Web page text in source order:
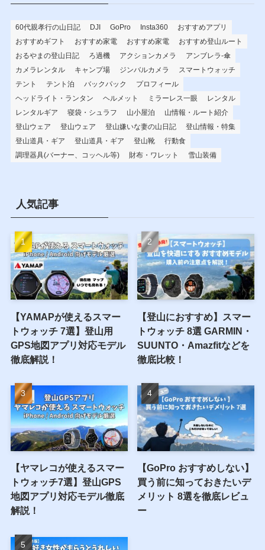
60代親孝行の山日記 DJI GoPro Insta360
おすすめアプリ
おすすめギフト
おすすめ家電 おすすめ家電
おすすめ登山ルート
おるやまの登山日記
ろ過機 アクションカメラ
アンブレラ-傘
カメラレンタル
キャンプ場 ジンバルカメラ
スマートウォッチ
テント
テント泊 バックパック
プロフィール
ヘッドライト・ランタン
ヘルメット ミラーレス一眼
レンタル
レンタルギア
寝袋・シュラフ 山小屋泊
山情報・ルート紹介
登山ウェア
登山ウェア 登山嫌いな妻の山日記
登山情報・特集
登山道具・ギア
登山道具・ギア 登山靴
行動食
調理器具(バーナー、コッヘル等)
財布・ワレット 雪山装備
人気記事
【YAMAPが使えるスマー
トウォッチ 7選】登山用
GPS地図アプリ対応モデル
徹底解説！
【登山におすすめ】スマー
トウォッチ 8選 GARMIN・
SUUNTO・Amazfitなどを
徹底比較！
【ヤマレコが使えるスマー
トウォッチ7選】登山GPS
地図アプリ対応モデル徹底
解説！
【GoPro おすすめしない】
買う前に知っておきたいデ
メリット 8選を徹底レビュ
ー